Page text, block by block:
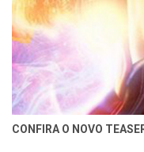
CONFIRA O NOVO